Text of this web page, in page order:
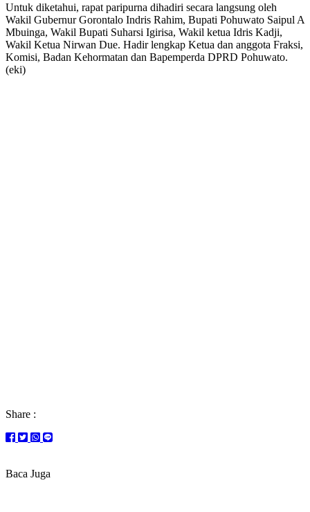
Untuk diketahui, rapat paripurna dihadiri secara langsung oleh
Wakil Gubernur Gorontalo Indris Rahim, Bupati Pohuwato Saipul A
Mbuinga, Wakil Bupati Suharsi Igirisa, Wakil ketua Idris Kadji,
Wakil Ketua Nirwan Due. Hadir lengkap Ketua dan anggota Fraksi,
Komisi, Badan Kehormatan dan Bapemperda DPRD Pohuwato.
(eki)
Share :
Baca Juga